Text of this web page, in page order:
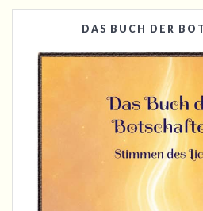
DAS BUCH DER